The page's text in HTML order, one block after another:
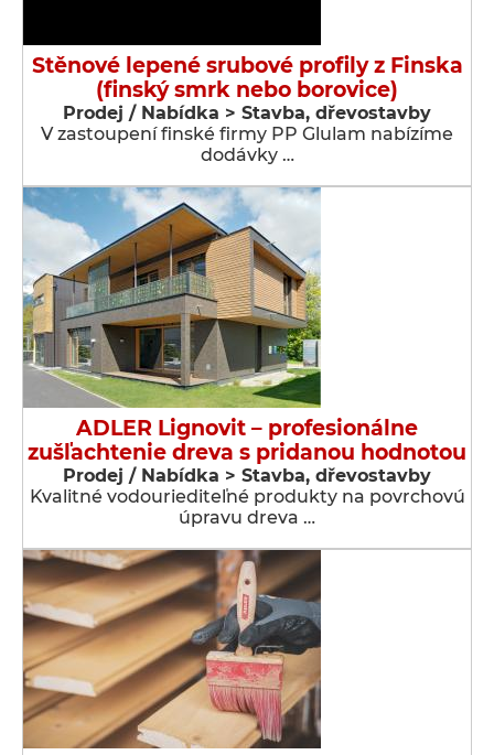
Stěnové lepené srubové profily z Finska
(finský smrk nebo borovice)
Prodej / Nabídka > Stavba, dřevostavby
V zastoupení finské firmy PP Glulam nabízíme
dodávky …
ADLER Lignovit – profesionálne
zušľachtenie dreva s pridanou hodnotou
Prodej / Nabídka > Stavba, dřevostavby
Kvalitné vodouriediteľné produkty na povrchovú
úpravu dreva …